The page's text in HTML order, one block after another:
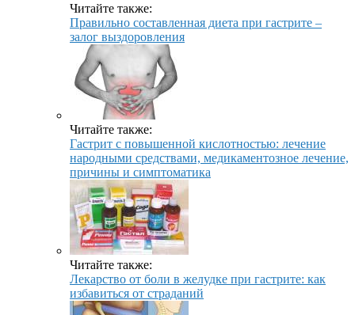
Читайте также:
Правильно составленная диета при гастрите –
залог выздоровления
Читайте также:
Гастрит с повышенной кислотностью: лечение
народными средствами, медикаментозное лечение,
причины и симптоматика
Читайте также:
Лекарство от боли в желудке при гастрите: как
избавиться от страданий